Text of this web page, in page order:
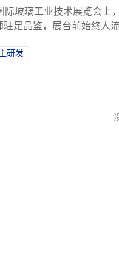
玻璃工业技术展览会上
足品鉴，展台前始终人
研发